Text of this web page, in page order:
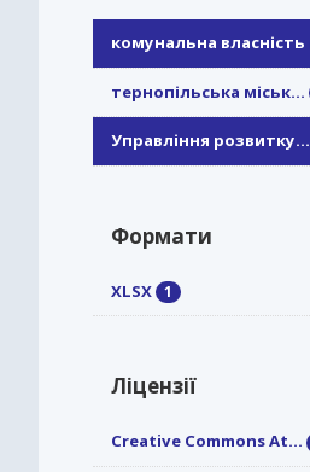
комунальна власність
тернопільська міськ...
Управління розвитку...
Формати
XLSX 1
Ліцензії
Creative Commons At...